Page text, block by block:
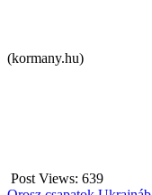
(kormany.hu)
Post Views: 639